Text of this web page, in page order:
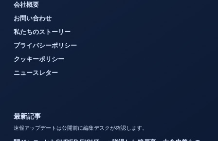
会社概要
お問い合わせ
私たちのストーリー
プライバシーポリシー
クッキーポリシー
ニュースレター
最新記事
速報アップデートは公開前に編集デスクが確認します。